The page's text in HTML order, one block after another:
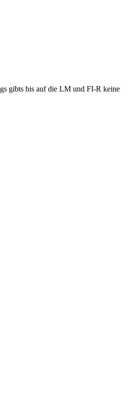
gibts bis auf die LM und FI-R keine